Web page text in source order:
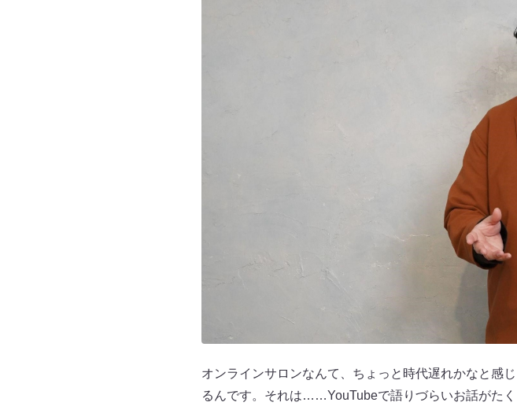
オンラインサロンなんて、ちょっと時代遅れかなと感
るんです。それは……YouTubeで語りづらいお話がた